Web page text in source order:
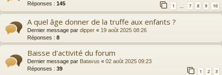
Réponses : 145 1 … 7 8 9 10
A quel âge donner de la truffe aux enfants ?
Dernier message par dipper « 19 août 2025 08:26
Réponses : 8
Baisse d'activité du forum
Dernier message par Batavus « 02 août 2025 09:23
Réponses : 39 1 2 3